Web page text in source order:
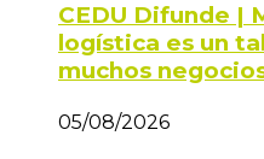
CEDU Difunde |
logística es un
muchos
05/08/2026